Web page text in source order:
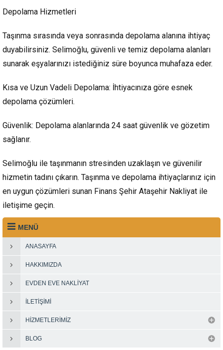
Depolama Hizmetleri
Taşınma sırasında veya sonrasında depolama alanına ihtiyaç
duyabilirsiniz. Selimoğlu, güvenli ve temiz depolama alanları
sunarak eşyalarınızı istediğiniz süre boyunca muhafaza eder.
Kısa ve Uzun Vadeli Depolama: İhtiyacınıza göre esnek
depolama çözümleri.
Güvenlik: Depolama alanlarında 24 saat güvenlik ve gözetim
sağlanır.
Selimoğlu ile taşınmanın stresinden uzaklaşın ve güvenilir
hizmetin tadını çıkarın. Taşınma ve depolama ihtiyaçlarınız için
en uygun çözümleri sunan Finans Şehir Ataşehir Nakliyat ile
iletişime geçin.
MENÜ
ANASAYFA
HAKKIMIZDA
EVDEN EVE NAKLIYAT
İLETIŞIMI
HIZMETLERIMIZ
BLOG